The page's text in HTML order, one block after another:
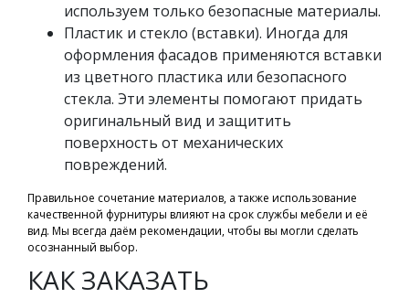
используем только безопасные материалы.
Пластик и стекло (вставки). Иногда для
оформления фасадов применяются вставки
из цветного пластика или безопасного
стекла. Эти элементы помогают придать
оригинальный вид и защитить
поверхность от механических
повреждений.
Правильное сочетание материалов, а также использование
качественной фурнитуры влияют на срок службы мебели и её
вид. Мы всегда даём рекомендации, чтобы вы могли сделать
осознанный выбор.
КАК ЗАКАЗАТЬ